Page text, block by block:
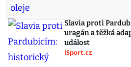
Slavia proti
uragán a těžká
událost
iSport.cz